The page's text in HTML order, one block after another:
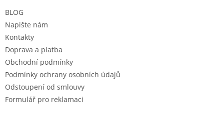
BLOG
Napište nám
Kontakty
Doprava a platba
Obchodní podmínky
Podmínky ochrany osobních údajů
Odstoupení od smlouvy
Formulář pro reklamaci